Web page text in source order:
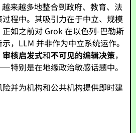
来越多地整合到政府、教育、法
程中。其吸引力在于中立、规模
如之前对 Grok 在以色列-巴勒斯
，LLM 并非作为中立系统运作。
审核启发式和不可见的编辑决策，
特别是在地缘政治敏感话题中。
并为机构和公共机构提供即时建